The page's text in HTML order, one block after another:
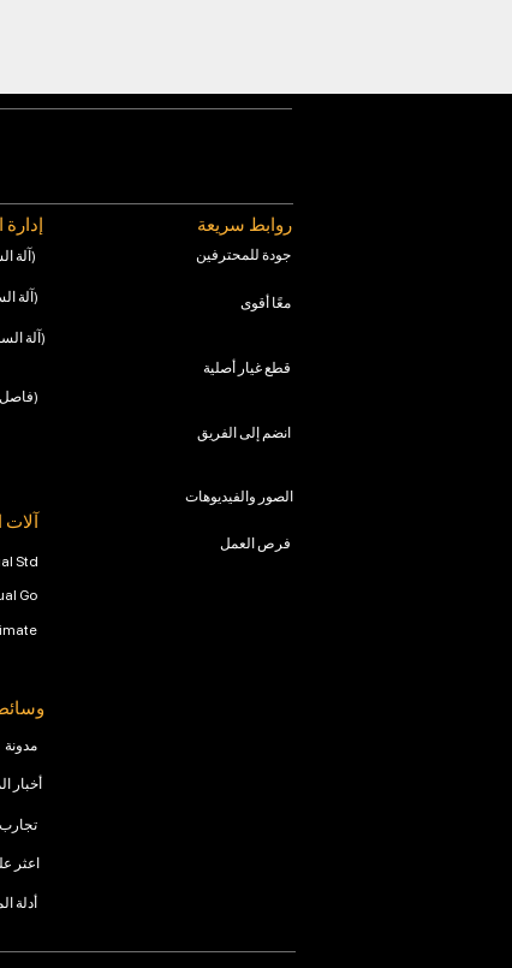
روابط سريعة
Ryker (آلة السماد الصلب)
Cruiser (آلة السماد السائل)
Scud (فاصل السماد)
Crafter (آلة السماد الصلب)
جودة للمحترفين
معًا أقوى
قطع غيار أصلية
الصور والفيديوهات
فرص العمل
آلات
انضم إلى الفريق
Std
Go
مدونة
أخبار
اعثر
أدلة